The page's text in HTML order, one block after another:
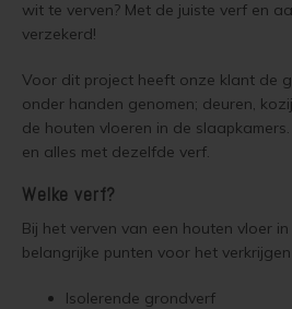
Vloerverf
Vloerlak
Vloerolie
White wash beits
Muurverf
Primers
Houten huis verven
Houten huis wit verven
Tuinhuis behandelen
Tuinhuis olien
Tuinhuis beitsen
Tuinhuis verven
Douglas white wash
Douglas hout impregneren en beitsen
Eikenhout impregneren en beitsen
Eikenhouten garage oliën
Eikenhout oliën in kleur 629 naturell
Zweedse woning schilderen
Jotun Panellakk Kleuren
Jotun NCS Kleurenwaaier
Jotun RAL Kleurenwaaier
Olympic Stain Kleuren
Sikkens Authentieke Kleuren
Sikkens 3031 - 4041 kleuren
Trebitt Oljebeis
Trebitt Matt Oljebeis
Trebitt Woodcare
Trestjerner Betongolje
Trestjerner Gulvmaling
Primadekk 02
Reviews
Reclameren
Retour
Duurzaamheid
Veel Gestelde Vragen
Garantie, Privacy & Cookie Voorwaarden
wit te verven? Met de juiste verf en
verzekerd!
Voor dit project heeft onze klant de
onder handen genomen; deuren,
de houten vloeren in de
en alles met dezelfde verf.
Welke verf?
Bij het verven van een houten vloer
belangrijke punten voor het
Isolerende grondverf